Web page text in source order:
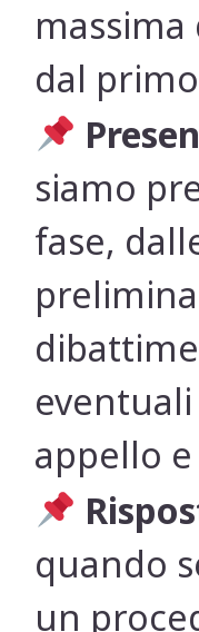
dal
siamo
fase,
appello e
quando
un